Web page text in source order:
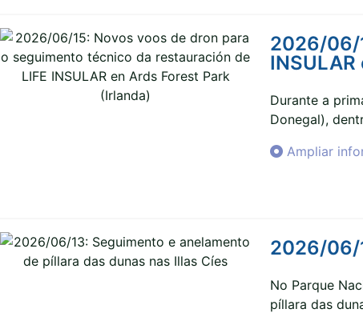
2026/06/
Durante a
Donegal),
Ampliar
2026/06/
No Parque
píllara das